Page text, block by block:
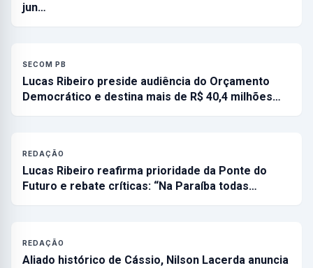
jun…
SECOM PB
Lucas Ribeiro preside audiência do Orçamento
Democrático e destina mais de R$ 40,4 milhões…
REDAÇÃO
Lucas Ribeiro reafirma prioridade da Ponte do
Futuro e rebate críticas: “Na Paraíba todas…
REDAÇÃO
Aliado histórico de Cássio, Nilson Lacerda anuncia